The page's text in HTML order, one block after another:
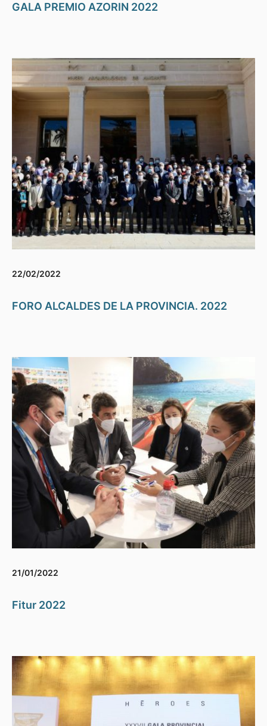
GALA PREMIO AZORIN 2022
22/02/2022
FORO ALCALDES DE LA PROVINCIA. 2022
21/01/2022
Fitur 2022